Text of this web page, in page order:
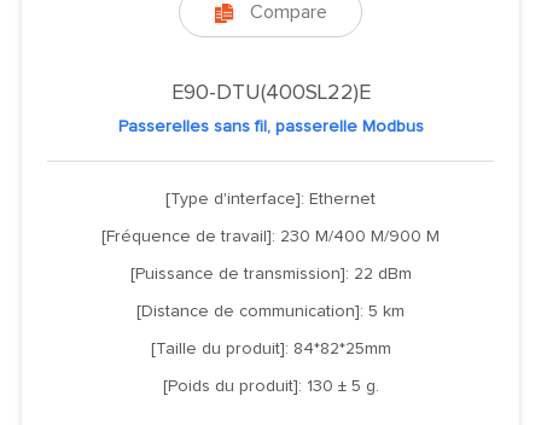
 Compare
E90-DTU(400SL22)E
Passerelles sans fil, passerelle Modbus
[Type d'interface]: Ethernet
[Fréquence de travail]: 230 M/400 M/900 M
[Puissance de transmission]: 22 dBm
[Distance de communication]: 5 km
[Taille du produit]: 84*82*25mm
[Poids du produit]: 130 ± 5 g.